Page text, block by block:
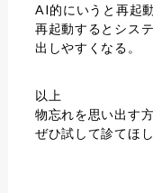
AI的にいうと再起動
再起動するとシス
出しやすくなる。
以上
物忘れを思い出す
ぜひ試して診てほし